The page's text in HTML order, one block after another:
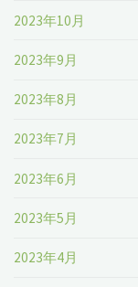
2023年10月
2023年9月
2023年8月
2023年7月
2023年6月
2023年5月
2023年4月